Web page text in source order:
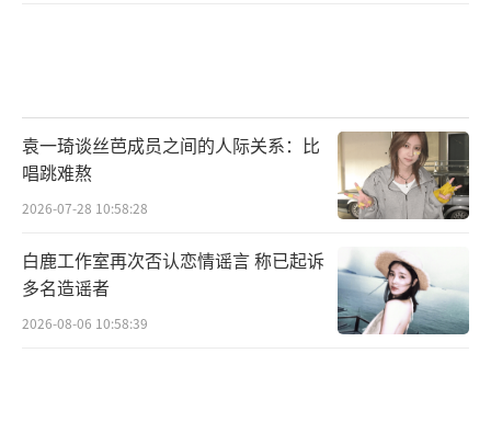
袁一琦谈丝芭成员之间的人际关系：比
唱跳难熬
2026-07-28 10:58:28
白鹿工作室再次否认恋情谣言 称已起诉
多名造谣者
2026-08-06 10:58:39